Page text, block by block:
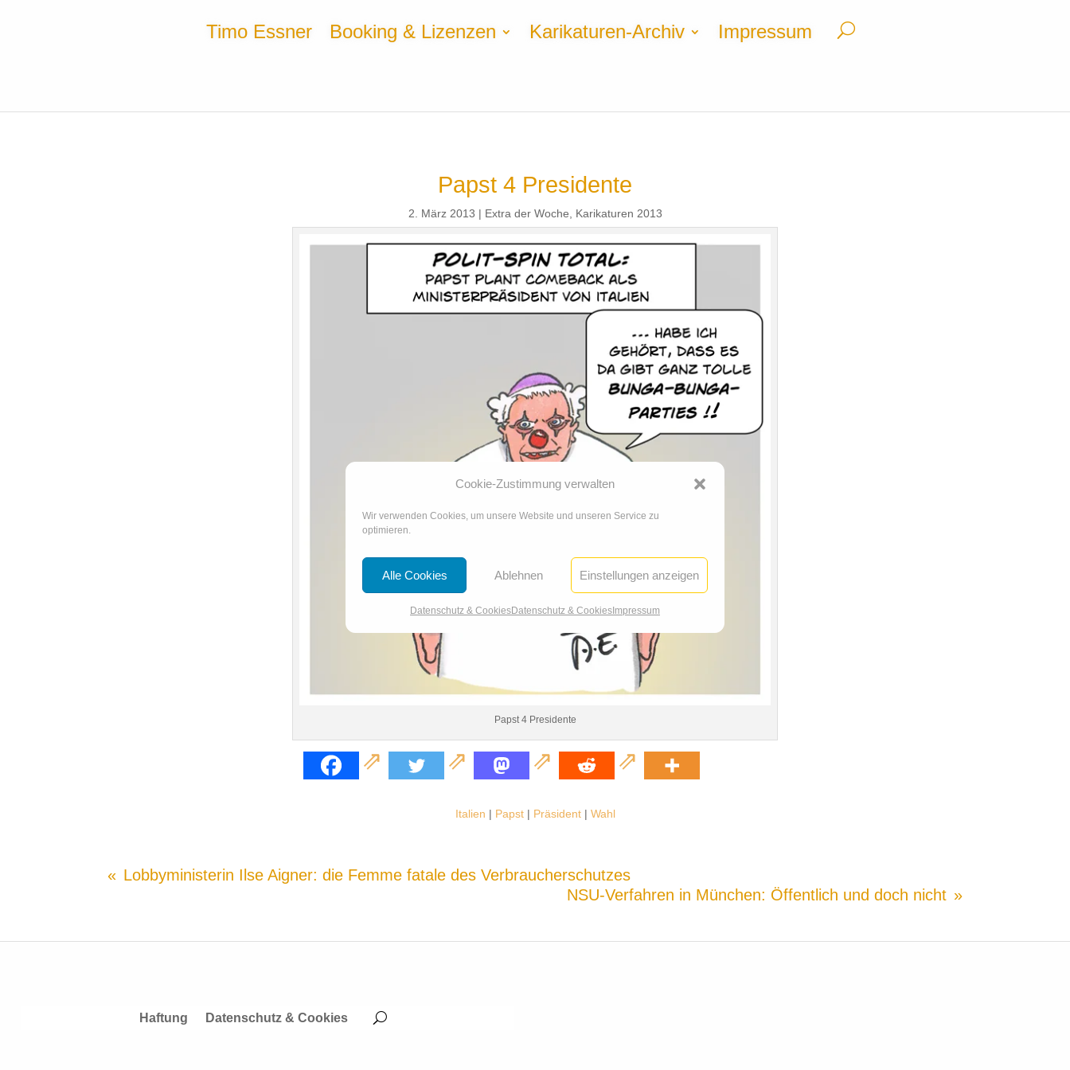
Cookie-Zustimmung verwalten
Wir verwenden Cookies, um unsere Website und unseren Service zu
optimieren.
Alle Cookies Ablehnen Einstellungen anzeigen
Datenschutz & CookiesDatenschutz & CookiesImpressum
Timo Essner Booking & Lizenzen Karikaturen-Archiv Impressum
Papst 4 Presidente
2. März 2013 Extra der Woche, Karikaturen 2013
Papst 4 Presidente
Italien | Papst| Präsident| Wahl
Lobbyministerin Ilse Aigner: die Femme fatale des Verbraucherschutzes
NSU-Verfahren in München: Öffentlich und doch nicht
Haftung Datenschutz & Cookies